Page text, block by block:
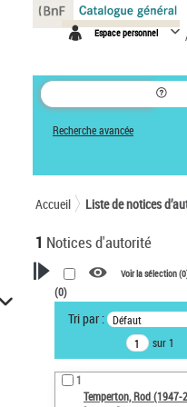
Espace personnel
Recherche avancée
Accueil Liste de notices
1 Notices d'autorité
VOTRE RECHERCHE
Recherche avancée
notices d’autorité
Œuvres liées à l'auteur :
Temperton, Rod (1947-
Voir la sélection (0
(0)
Tri par : Défaut
sur 1
1
Temperton, Rod (1947-
Panneau de gestion des cookies